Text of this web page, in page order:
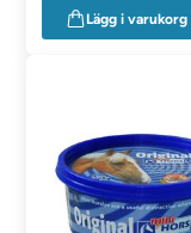
Lägg i varukorg